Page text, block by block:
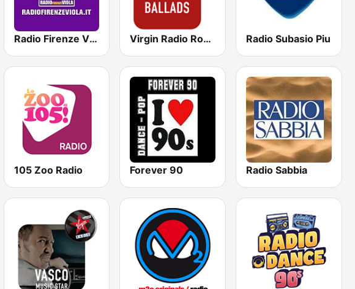
Radio Firenze Viola Virgin Radio Rock Ballads Radio Subasio Piu
105 Zoo Radio Forever 90 Radio Sabbia